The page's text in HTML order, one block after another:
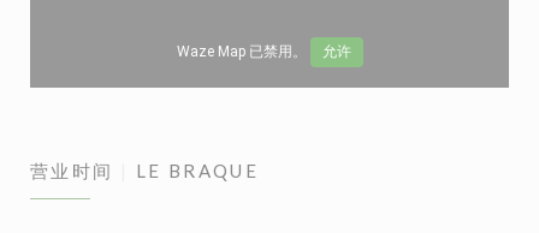
Waze Map 已禁用。 允许
营业时间 LE BRAQUE